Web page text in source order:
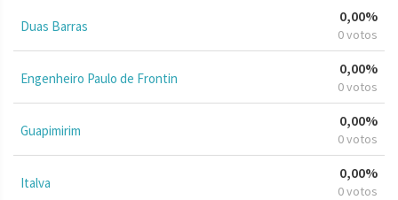
Duas Barras
0,00%
0 votos
Engenheiro Paulo de Frontin
0,00%
0 votos
Guapimirim
0,00%
0 votos
Italva
0,00%
0 votos